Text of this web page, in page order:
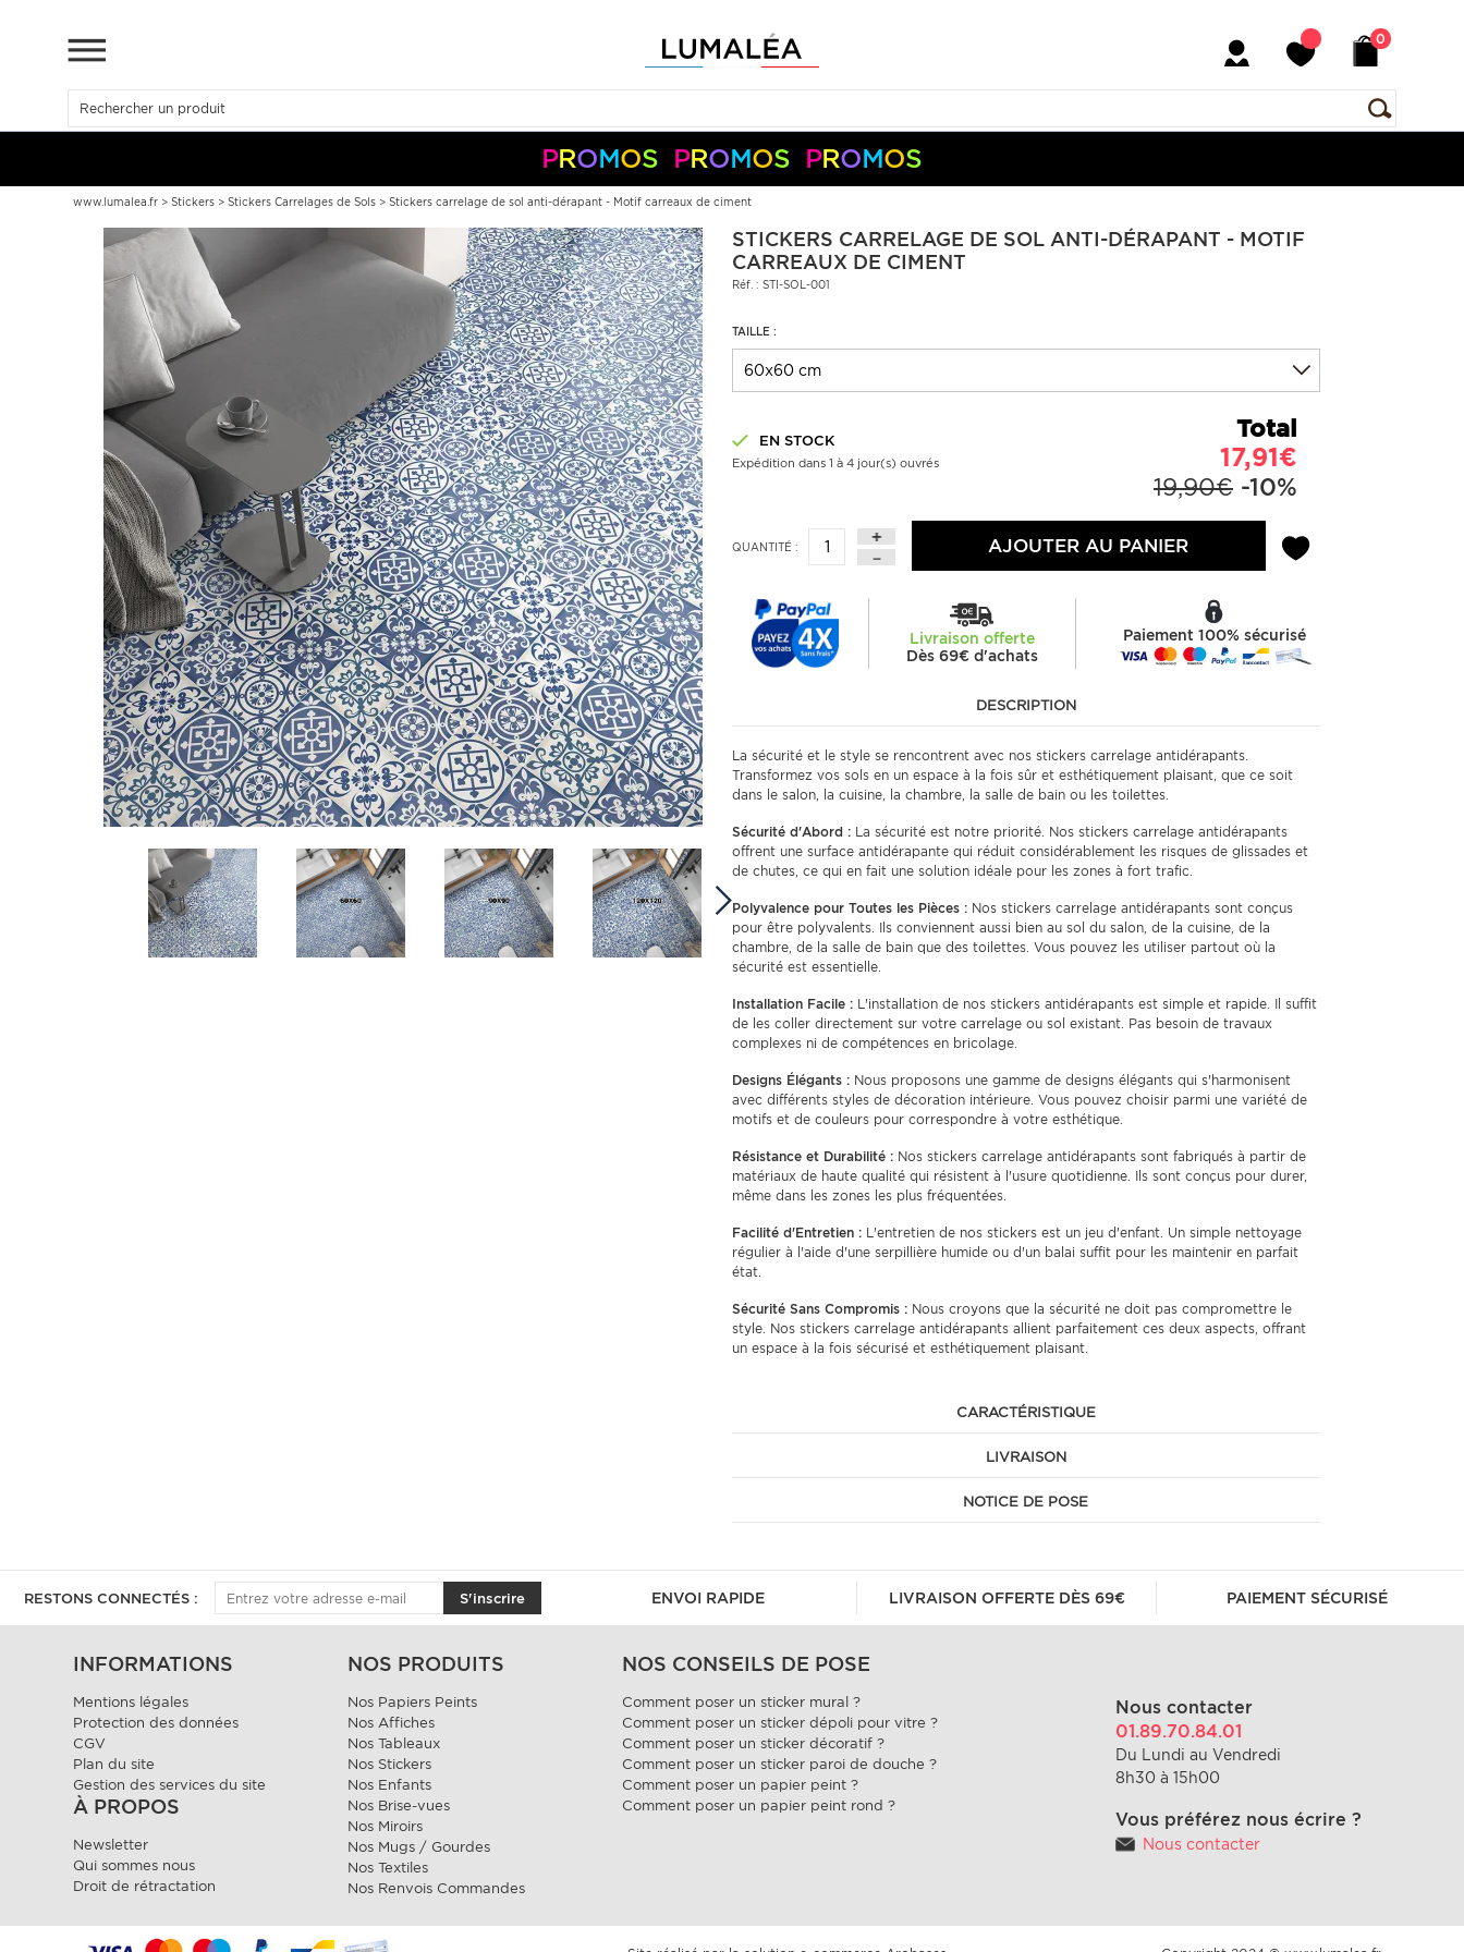
0
PROMOS PROMOS PROMOS
-5% + 50€ S05050
-10% + 150€ S10150
PayPal
www.lumalea.fr >Stickers >Stickers Carrelages de Sols >Stickers carrelage de sol anti-dérapant - Motif carreaux de ciment
STICKERS CARRELAGE DE SOL ANTI-DÉRAPANT - MOTIF
CARREAUX DE CIMENT
Réf. : STI-SOL-001
TAILLE :
EN STOCK
Expédition dans 1 à 4 jour(s) ouvrés
Total
17,91€
19,90€ -10%
QUANTITÉ : AJOUTER AU PANIER
Livraison offerte
Dès 69€ d'achats
Paiement 100% sécurisé
DESCRIPTION
La sécurité et le style se rencontrent avec nos stickers carrelage antidérapants.
Transformez vos sols en un espace à la fois sûr et esthétiquement plaisant, que ce soit
dans le salon, la cuisine, la chambre, la salle de bain ou les toilettes.
Sécurité d'Abord : La sécurité est notre priorité. Nos stickers carrelage antidérapants
offrent une surface antidérapante qui réduit considérablement les risques de glissades et
de chutes, ce qui en fait une solution idéale pour les zones à fort trafic.
Polyvalence pour Toutes les Pièces : Nos stickers carrelage antidérapants sont conçus
pour être polyvalents. Ils conviennent aussi bien au sol du salon, de la cuisine, de la
chambre, de la salle de bain que des toilettes. Vous pouvez les utiliser partout où la
sécurité est essentielle.
Installation Facile : L'installation de nos stickers antidérapants est simple et rapide. Il suffit
de les coller directement sur votre carrelage ou sol existant. Pas besoin de travaux
complexes ni de compétences en bricolage.
Designs Élégants : Nous proposons une gamme de designs élégants qui s'harmonisent
avec différents styles de décoration intérieure. Vous pouvez choisir parmi une variété de
motifs et de couleurs pour correspondre à votre esthétique.
Résistance et Durabilité : Nos stickers carrelage antidérapants sont fabriqués à partir de
matériaux de haute qualité qui résistent à l'usure quotidienne. Ils sont conçus pour durer,
même dans les zones les plus fréquentées.
Facilité d'Entretien : L'entretien de nos stickers est un jeu d'enfant. Un simple nettoyage
régulier à l'aide d'une serpillière humide ou d'un balai suffit pour les maintenir en parfait
état.
Sécurité Sans Compromis : Nous croyons que la sécurité ne doit pas compromettre le
style. Nos stickers carrelage antidérapants allient parfaitement ces deux aspects, offrant
un espace à la fois sécurisé et esthétiquement plaisant.
CARACTÉRISTIQUE
LIVRAISON
NOTICE DE POSE
RESTONS CONNECTÉS : S'inscrire ENVOI RAPIDE LIVRAISON OFFERTE DÈS 69€ PAIEMENT SÉCURISÉ
INFORMATIONS
Mentions légales
Protection des données
CGV
Plan du site
Gestion des services du site
À PROPOS
Newsletter
Qui sommes nous
Droit de rétractation
NOS PRODUITS
Nos Papiers Peints
Nos Affiches
Nos Tableaux
Nos Stickers
Nos Enfants
Nos Brise-vues
Nos Miroirs
Nos Mugs / Gourdes
Nos Textiles
Nos Renvois Commandes
NOS CONSEILS DE POSE
Comment poser un sticker mural ?
Comment poser un sticker dépoli pour vitre ?
Comment poser un sticker décoratif ?
Comment poser un sticker paroi de douche ?
Comment poser un papier peint ?
Comment poser un papier peint rond ?
Nous contacter
01.89.70.84.01
Du Lundi au Vendredi
8h30 à 15h00
Vous préférez nous écrire ?
Nous contacter